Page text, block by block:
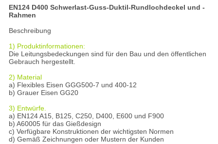
EN124 D400 Schwerlast-Guss-Duktil-Rundlochdeckel und -
Rahmen
Beschreibung
1) Produktinformationen:
Die Leitungsbedeckungen sind für den Bau und den öffentlichen
Gebrauch hergestellt.
2) Material
a) Flexibles Eisen GGG500-7 und 400-12
b) Grauer Eisen GG20
3) Entwürfe.
a) EN124 A15, B125, C250, D400, E600 und F900
b) A60005 für das Gießdesign
c) Verfügbare Konstruktionen der wichtigsten Normen
d) Gemäß Zeichnungen oder Mustern der Kunden